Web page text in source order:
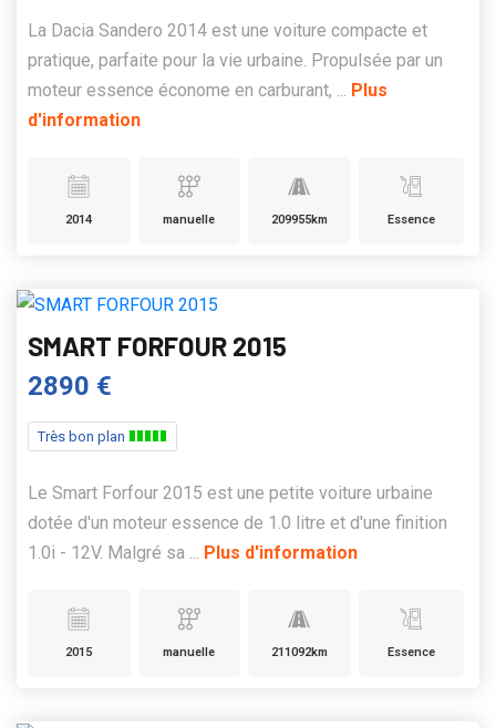
La Dacia Sandero 2014 est une voiture compacte et
pratique, parfaite pour la vie urbaine. Propulsée par un
moteur essence économe en carburant, ... Plus
d'information
2014 manuelle 209955km Essence
SMART FORFOUR 2015
2890 €
Très bon plan
Le Smart Forfour 2015 est une petite voiture urbaine
dotée d'un moteur essence de 1.0 litre et d'une finition
1.0i - 12V. Malgré sa ... Plus d'information
2015 manuelle 211092km Essence